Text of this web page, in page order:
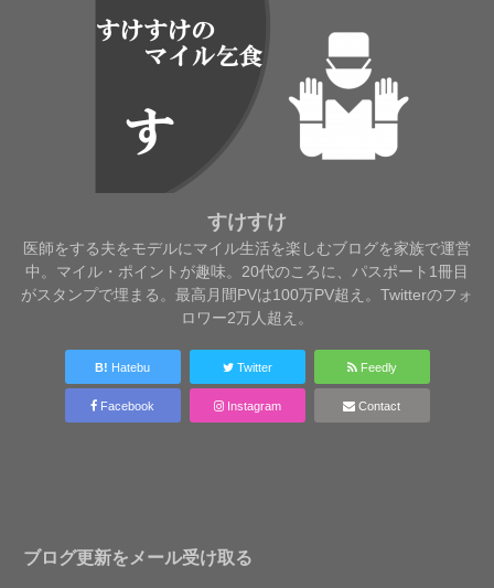
すけすけ
医師をする夫をモデルにマイル生活を楽しむブログを家族で運営
中。マイル・ポイントが趣味。20代のころに、パスポート1冊目
がスタンプで埋まる。最高月間PVは100万PV超え。Twitterのフォ
ロワー2万人超え。
B! Hatebu Twitter Feedly
Facebook Instagram Contact
ブログ更新をメール受け取る